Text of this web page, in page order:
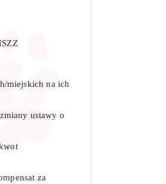
miejskich na ich
ustawy o
za